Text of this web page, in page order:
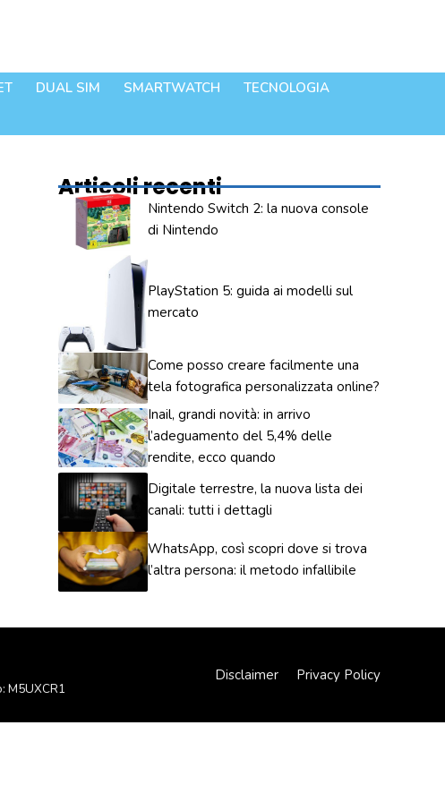
DUAL SIM SMARTWATCH
TECNOLOGIA
Articoli recenti
Nintendo Switch 2: la nuova console
di Nintendo
PlayStation 5: guida ai modelli sul
mercato
Come posso creare facilmente una
tela fotografica personalizzata online?
Inail, grandi novità: in arrivo
l’adeguamento del 5,4% delle
rendite, ecco quando
Digitale terrestre, la nuova lista dei
canali: tutti i dettagli
WhatsApp, così scopri dove si trova
l’altra persona: il metodo infallibile
M5UXCR1
Disclaimer Privacy Policy